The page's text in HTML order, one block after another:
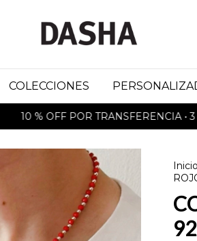
COLECCIONES
10 % OFF POR TRANSFERENCIA • 3
Inicio